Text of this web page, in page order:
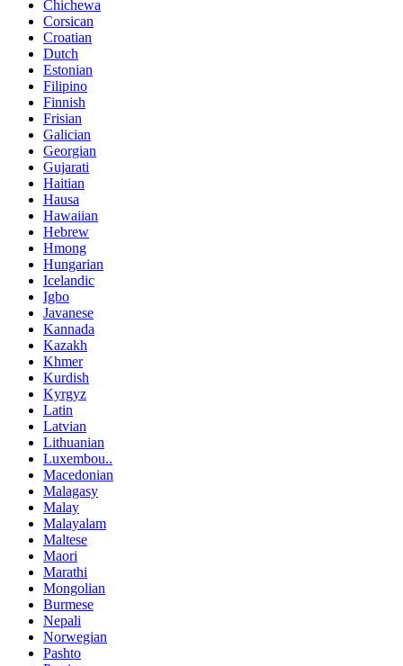
Chichewa
Corsican
Croatian
Dutch
Estonian
Filipino
Finnish
Frisian
Galician
Georgian
Gujarati
Haitian
Hausa
Hawaiian
Hebrew
Hmong
Hungarian
Icelandic
Igbo
Javanese
Kannada
Kazakh
Khmer
Kurdish
Kyrgyz
Latin
Latvian
Lithuanian
Luxembou..
Macedonian
Malagasy
Malay
Malayalam
Maltese
Maori
Marathi
Mongolian
Burmese
Nepali
Norwegian
Pashto